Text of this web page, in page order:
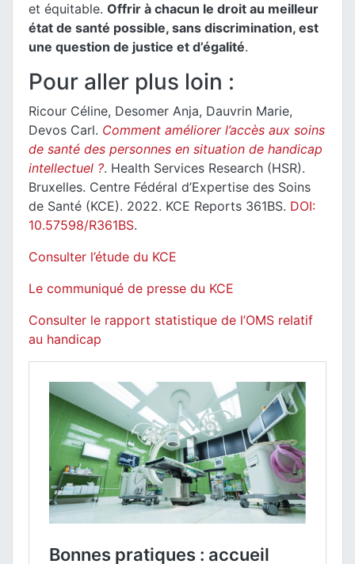
et équitable. Offrir à chacun le droit au meilleur
état de santé possible, sans discrimination, est
une question de justice et d’égalité.
Pour aller plus loin :
Ricour Céline, Desomer Anja, Dauvrin Marie,
Devos Carl. Comment améliorer l’accès aux soins
de santé des personnes en situation de handicap
intellectuel ?. Health Services Research (HSR).
Bruxelles. Centre Fédéral d’Expertise des Soins
de Santé (KCE). 2022. KCE Reports 361BS. DOI:
10.57598/R361BS.
Consulter l’étude du KCE
Le communiqué de presse du KCE
Consulter le rapport statistique de l’OMS relatif
au handicap